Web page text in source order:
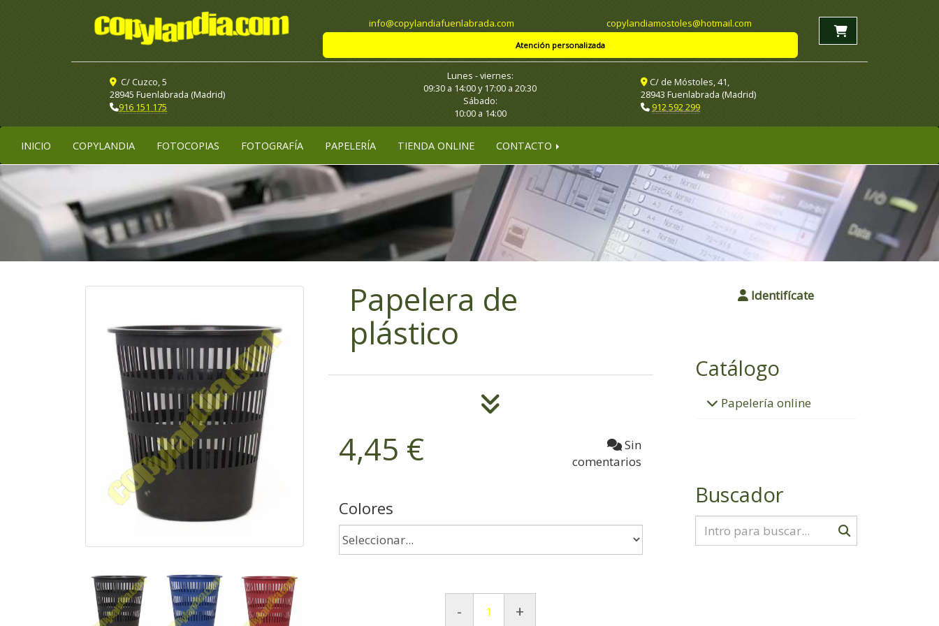
info copylandiafuenlabrada.com copylandiamostoles hotmail.com
Atención personalizada
C/ Cuzco, 5
28945 Fuenlabrada (Madrid)
916 151 175
Lunes - viernes:
09:30 a 14:00 y 17:00 a 20:30
Sábado:
10:00 a 14:00
C/ de Móstoles, 41,
28943 Fuenlabrada (Madrid)
912 592 299
INICIO COPYLANDIA FOTOCOPIAS FOTOGRAFÍA PAPELERÍA TIENDA ONLINE CONTACTO
Papelera de
plástico
4,45 €
Sin
comentarios
Colores
- +
Identifícate
Catálogo
Papelería online
Buscador